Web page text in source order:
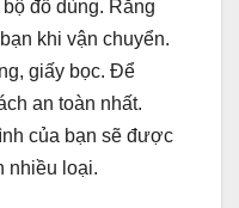
đồ dùng. Rằng
khi vận chuyển.
giấy bọc. Để
an toàn nhất.
của bạn sẽ được
nhiều loại.